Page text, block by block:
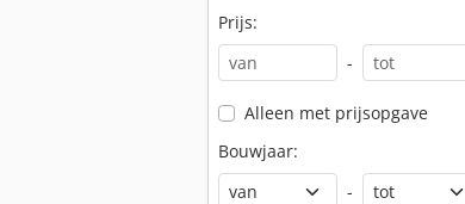
Prijs:
-
Alleen met prijsopgave
Bouwjaar:
-